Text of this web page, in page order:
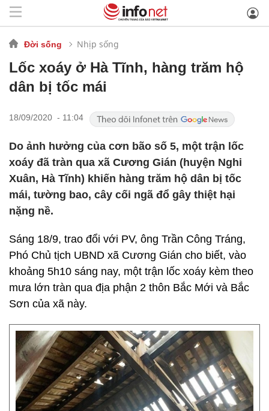
Đời sống Nhịp sống
Lốc xoáy ở Hà Tĩnh, hàng trăm hộ
dân bị tốc mái
18/09/2020 - 11:04
Do ảnh hưởng của cơn bão số 5, một trận lốc
xoáy đã tràn qua xã Cương Gián (huyện Nghi
Xuân, Hà Tĩnh) khiến hàng trăm hộ dân bị tốc
mái, tường bao, cây cối ngã đổ gây thiệt hại
nặng nề.
Sáng 18/9, trao đổi với PV, ông Trần Công Tráng,
Phó Chủ tịch UBND xã Cương Gián cho biết, vào
khoảng 5h10 sáng nay, một trận lốc xoáy kèm theo
mưa lớn tràn qua địa phận 2 thôn Bắc Mới và Bắc
Sơn của xã này.